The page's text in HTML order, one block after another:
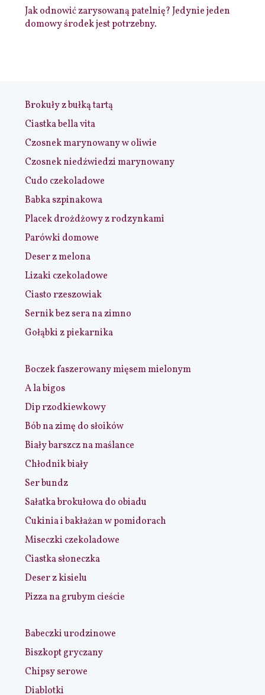
Jak odnowić zarysowaną patelnię? Jedynie jeden
domowy środek jest potrzebny.
Brokuły z bułką tartą
Ciastka bella vita
Czosnek marynowany w oliwie
Czosnek niedźwiedzi marynowany
Cudo czekoladowe
Babka szpinakowa
Placek drożdżowy z rodzynkami
Parówki domowe
Deser z melona
Lizaki czekoladowe
Ciasto rzeszowiak
Sernik bez sera na zimno
Gołąbki z piekarnika
Boczek faszerowany mięsem mielonym
A la bigos
Dip rzodkiewkowy
Bób na zimę do słoików
Biały barszcz na maślance
Chłodnik biały
Ser bundz
Sałatka brokułowa do obiadu
Cukinia i bakłażan w pomidorach
Miseczki czekoladowe
Ciastka słoneczka
Deser z kisielu
Pizza na grubym cieście
Babeczki urodzinowe
Biszkopt gryczany
Chipsy serowe
Diablotki